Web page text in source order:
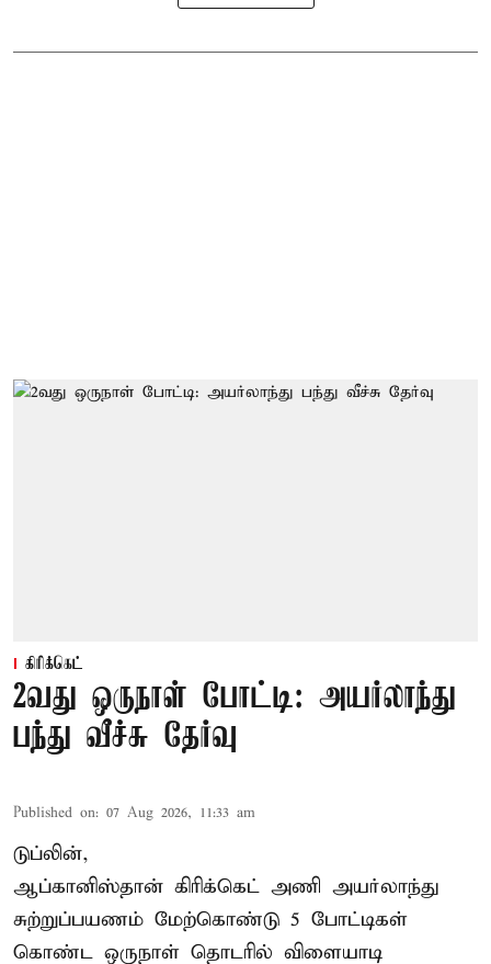
கிரிக்கெட்
2வது ஒருநாள் போட்டி: அயர்லாந்து
பந்து வீச்சு தேர்வு
Published on: 07 Aug 2026, 11:33 am
டுப்லின்,
ஆப்கானிஸ்தான் கிரிக்கெட் அணி அயர்லாந்து
சுற்றுப்பயணம் மேற்கொண்டு 5 போட்டிகள்
கொண்ட ஒருநாள் தொடரில் விளையாடி